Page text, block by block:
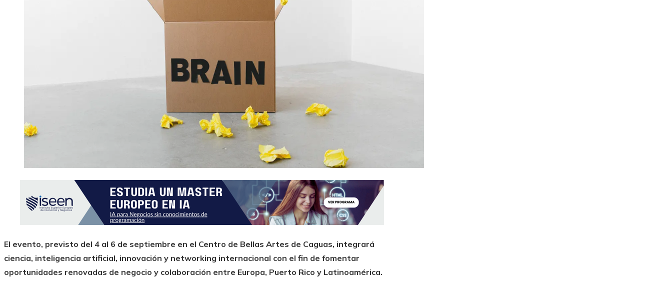
El evento, previsto del 4 al 6 de septiembre en el Centro de Bellas Artes de Caguas, integrará
ciencia, inteligencia artificial, innovación y networking internacional con el fin de fomentar
oportunidades renovadas de negocio y colaboración entre Europa, Puerto Rico y Latinoamérica.